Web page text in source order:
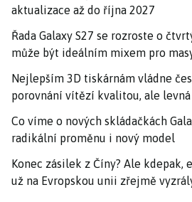
aktualizace až do října 2027
Řada Galaxy S27 se rozroste o
může být ideálním mixem pro
Nejlepším 3D tiskárnám vládne
porovnání vítězí kvalitou, ale
Co víme o nových skládačkách
radikální proměnu i nový model
Konec zásilek z Číny? Ale kdepak,
už na Evropskou unii zřejmě